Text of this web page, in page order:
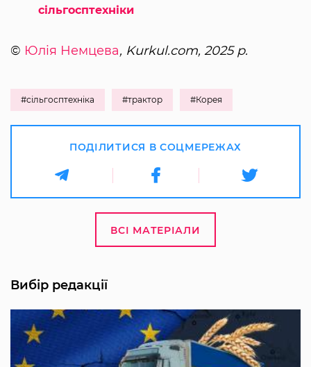
сільгосптехніки
© Юлія Немцева, Kurkul.com, 2025 р.
#сільгосптехніка #трактор #Корея
ПОДІЛИТИСЯ В СОЦМЕРЕЖАХ
ВСІ МАТЕРІАЛИ
Вибір редакції